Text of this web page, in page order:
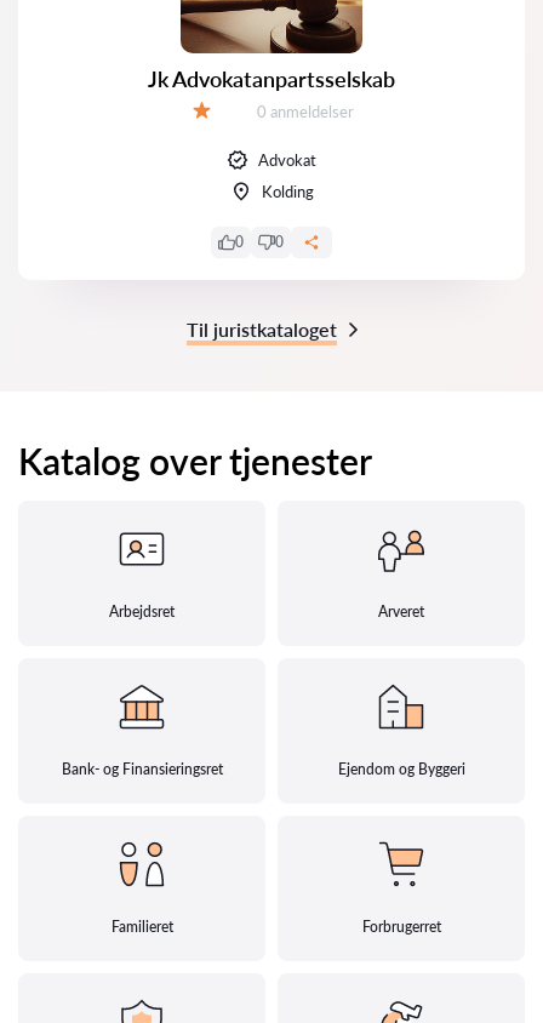
Jk Advokatanpartsselskab
Anmeldelser:
0 anmeldelser
Advokat
Kolding
0 0
Til juristkataloget
Katalog over tjenester
Arbejdsret Arveret
Bank- og Finansieringsret Ejendom og Byggeri
Familieret Forbrugerret